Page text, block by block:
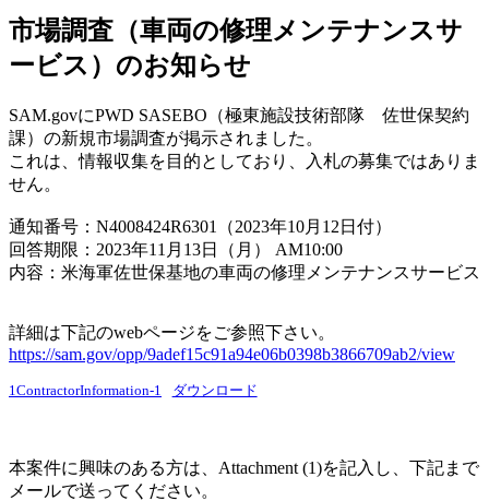
市場調査（車両の修理メンテナンスサ
ービス）のお知らせ
SAM.govにPWD SASEBO（極東施設技術部隊 佐世保契約
課）の新規市場調査が掲示されました。
これは、情報収集を目的としており、入札の募集ではありま
せん。
通知番号：N4008424R6301（2023年10月12日付）
回答期限：2023年11月13日（月） AM10:00
内容：米海軍佐世保基地の車両の修理メンテナンスサービス
詳細は下記のwebページをご参照下さい。
https://sam.gov/opp/9adef15c91a94e06b0398b3866709ab2/view
1ContractorInformation-1 ダウンロード
本案件に興味のある方は、Attachment (1)を記入し、下記まで
メールで送ってください。